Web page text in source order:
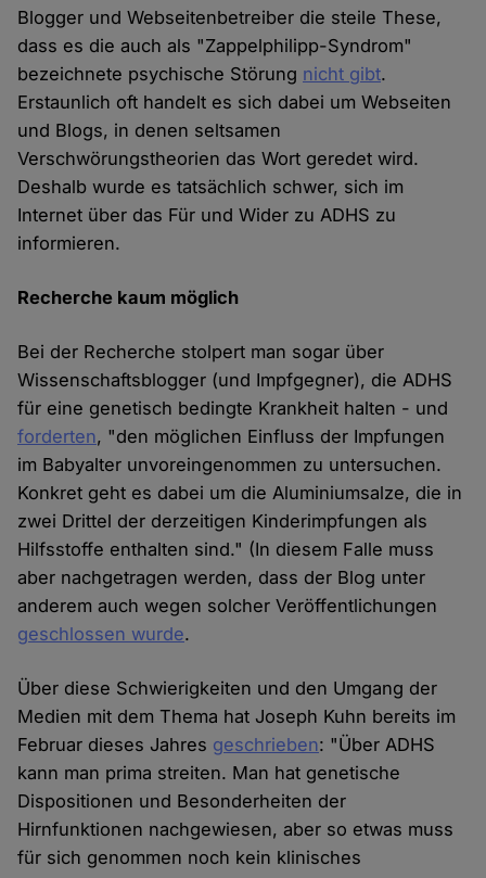
Blogger und Webseitenbetreiber die steile These,
dass es die auch als "Zappelphilipp-Syndrom"
bezeichnete psychische Störung nicht gibt.
Erstaunlich oft handelt es sich dabei um Webseiten
und Blogs, in denen seltsamen
Verschwörungstheorien das Wort geredet wird.
Deshalb wurde es tatsächlich schwer, sich im
Internet über das Für und Wider zu ADHS zu
informieren.
Recherche kaum möglich
Bei der Recherche stolpert man sogar über
Wissenschaftsblogger (und Impfgegner), die ADHS
für eine genetisch bedingte Krankheit halten - und
forderten, "den möglichen Einfluss der Impfungen
im Babyalter unvoreingenommen zu untersuchen.
Konkret geht es dabei um die Aluminiumsalze, die in
zwei Drittel der derzeitigen Kinderimpfungen als
Hilfsstoffe enthalten sind." (In diesem Falle muss
aber nachgetragen werden, dass der Blog unter
anderem auch wegen solcher Veröffentlichungen
geschlossen wurde.
Über diese Schwierigkeiten und den Umgang der
Medien mit dem Thema hat Joseph Kuhn bereits im
Februar dieses Jahres geschrieben: "Über ADHS
kann man prima streiten. Man hat genetische
Dispositionen und Besonderheiten der
Hirnfunktionen nachgewiesen, aber so etwas muss
für sich genommen noch kein klinisches